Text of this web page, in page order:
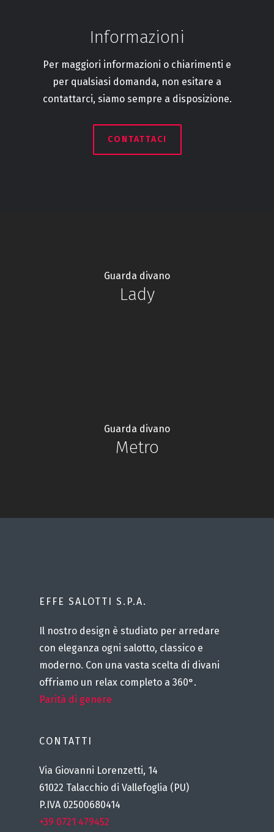
Informazioni
Per maggiori informazioni o chiarimenti e
per qualsiasi domanda, non esitare a
contattarci, siamo sempre a disposizione.
CONTATTACI
Guarda divano
Lady
Guarda divano
Metro
EFFE SALOTTI S.P.A.
Il nostro design è studiato per arredare
con eleganza ogni salotto, classico e
moderno. Con una vasta scelta di divani
offriamo un relax completo a 360°.
Parità di genere
CONTATTI
Via Giovanni Lorenzetti, 14
61022 Talacchio di Vallefoglia (PU)
P.IVA 02500680414
+39 0721 479452